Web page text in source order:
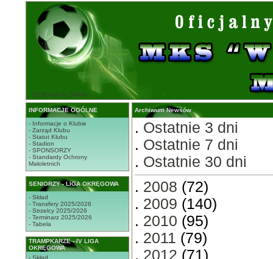
STRONA GŁÓWNA
INFORMACJE OGÓLNE
- Informacje o Klubie
- Zarząd Klubu
- Statut Klubu
- Stadion
- SPONSORZY
- Standardy Ochrony
Małoletnich
SENIORZY - LIGA OKRĘGOWA
- Skład
- Transfery 2025/2026
- Strzelcy 2025/2026
- Terminarz 2025/2026
- Tabela
TRAMPKARZE - IV LIGA
OKRĘGOWA
- Skład
Archiwum Newsów
. Ostatnie 3 dni
. Ostatnie 7 dni
. Ostatnie 30 dni
. 2008 (72)
. 2009 (140)
. 2010 (95)
. 2011 (79)
. 2012 (71)